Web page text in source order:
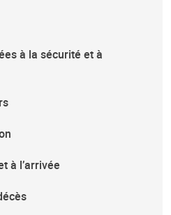
à la sécurité et à
à l’arrivée